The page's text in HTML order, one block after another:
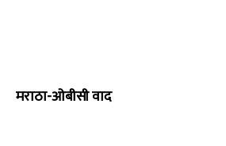
मराठा-ओबीसी वाद